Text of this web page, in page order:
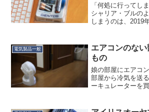
「何処に行ってし
シャリア・ブルの
しまうのは、2019
不明に…。ないな
ていたのですが、
電気製品一般
エアコンのな
もの
娘の部屋にエアコ
部屋から冷気を送
ーキュレーターを
う１台扇風機を…